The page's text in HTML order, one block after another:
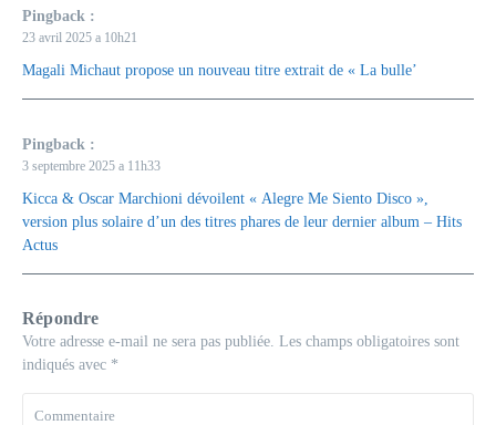
Pingback :
23 avril 2025 a 10h21
Magali Michaut propose un nouveau titre extrait de « La bulle’
Pingback :
3 septembre 2025 a 11h33
Kicca & Oscar Marchioni dévoilent « Alegre Me Siento Disco »,
version plus solaire d’un des titres phares de leur dernier album – Hits
Actus
Répondre
Votre adresse e-mail ne sera pas publiée. Les champs obligatoires sont
indiqués avec *